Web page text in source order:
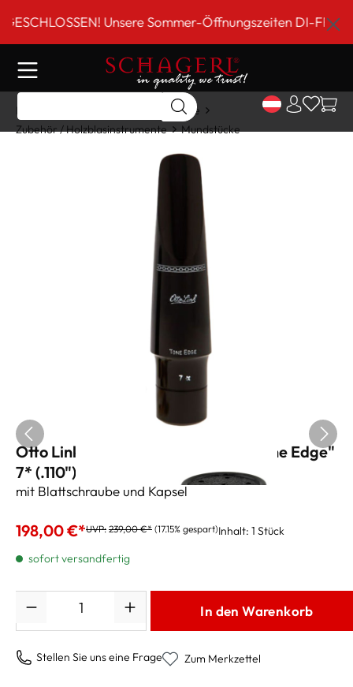
springenUnsere Sommer-Öffnungszeiten DI-FR 9 bis
Home
Holzblasinstrumente
Zubehör / Holzblasinstrumente
Mundstücke
Otto Link Baritonsaxmundstück "Tone Edge"
7* (.110")
mit Blattschraube und Kapsel
198,00 €*UVP: 239,00 €* (17.15% gespart)Inhalt: 1 Stück
sofort versandfertig
In den Warenkorb
Stellen Sie uns eine Frage Zum Merkzettel